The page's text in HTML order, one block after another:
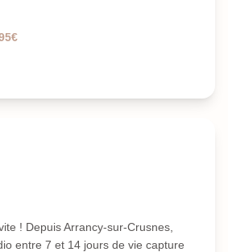
! Depuis Arrancy-sur-Crusnes,
entre 7 et 14 jours de vie capture